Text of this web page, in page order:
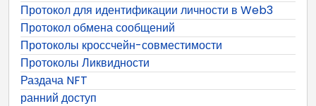
Протокол для идентификации личности в Web3
Протокол обмена сообщений
Протоколы кроссчейн-совместимости
Протоколы Ликвидности
Раздача NFT
ранний доступ